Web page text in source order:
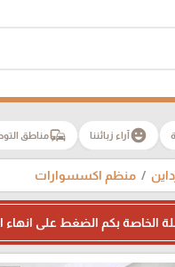
emoji_emotionsآراء زبائننا commuteمناطق
منظم اكسسوارات
الخاصة بكم الضغط على